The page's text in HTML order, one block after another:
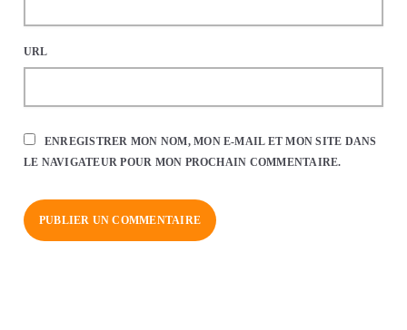
URL
ENREGISTRER MON NOM, MON E-MAIL ET MON SITE DANS
LE NAVIGATEUR POUR MON PROCHAIN COMMENTAIRE.